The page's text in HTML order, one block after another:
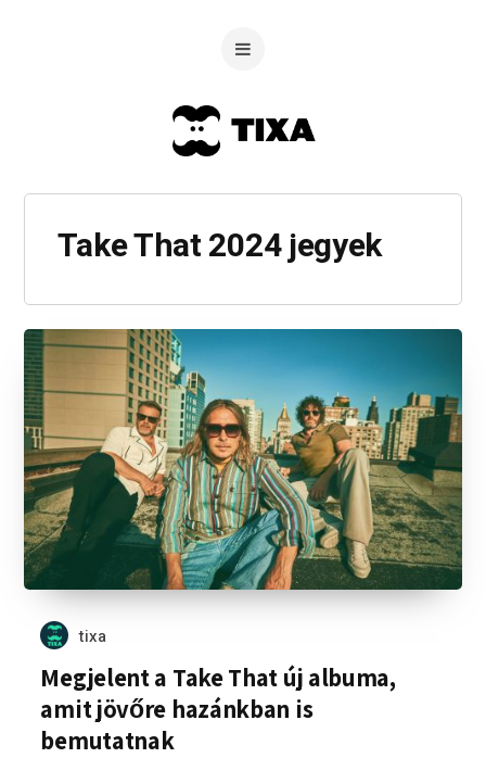
Take That 2024 jegyek
tixa
Megjelent a Take That új albuma,
amit jövőre hazánkban is
bemutatnak